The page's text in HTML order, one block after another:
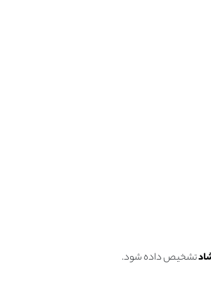
تشخیص داده شود.